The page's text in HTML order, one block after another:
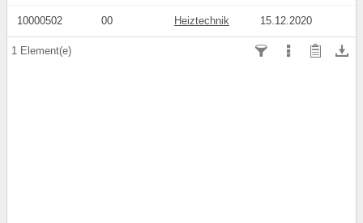
10000502 00 Heiztechnik 15.12.2020
1 Element(e)    